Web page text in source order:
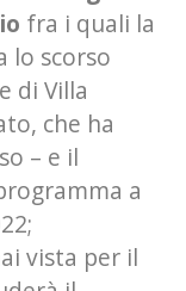
fra i quali la
lo scorso
di Villa
che ha
– e il
a
vista per il